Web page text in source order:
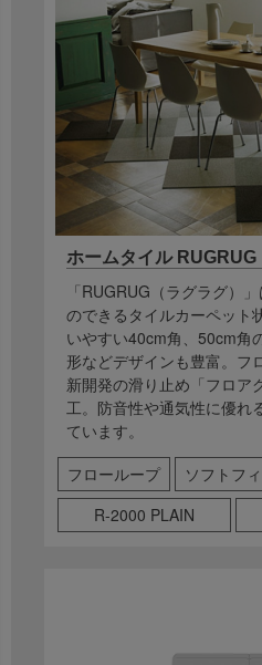
ホームタイル RUGRUG
「RUGRUG（ラグラグ）
のできるタイルカーペット
いやすい40cm角、50cm角
形などデザインも豊富。フ
新開発の滑り止め「フロア
工。防音性や通気性に優れ
ています。
フローループ
ソフトフ
R-2000 PLAIN